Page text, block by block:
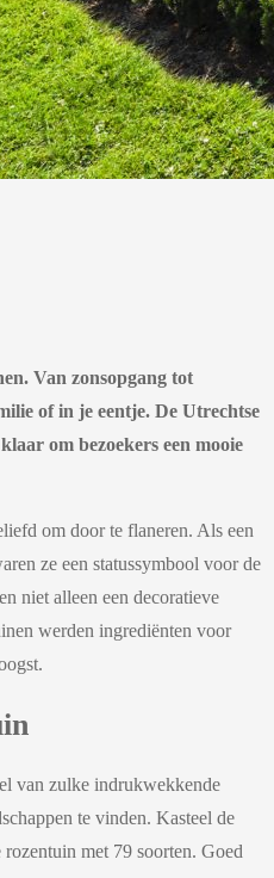
Van zonsopgang tot
of in je eentje. De Utrechtse
om bezoekers een mooie
om door te flaneren. Als een
ze een statussymbool voor de
niet alleen een decoratieve
werden ingrediënten voor
van zulke indrukwekkende
te vinden. Kasteel de
met 79 soorten. Goed